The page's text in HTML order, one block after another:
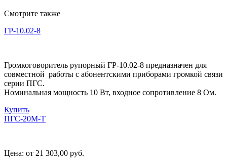
Смотрите также
ГР-10.02-8
Громкоговоритель рупорный ГР-10.02-8 предназначен для
совместной работы с абонентскими приборами громкой связи
серии ПГС.
Номинальная мощность 10 Вт, входное сопротивление 8 Ом.
Купить
ПГС-20М-Т
Цена: от 21 303,00 руб.